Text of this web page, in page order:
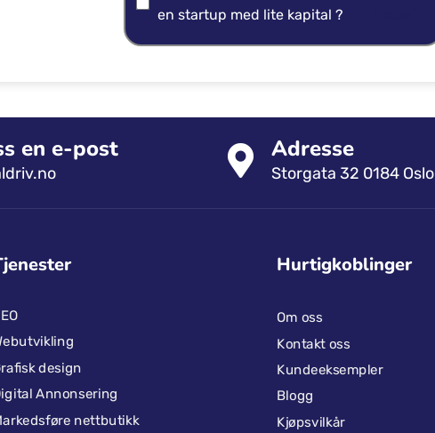
en startup med lite kapital ?
​​en e-post Adresse
Storgata 32 0184 Oslo
design
Annonsering
nettbutikk
Hurtigkoblinger
Om oss
Kontakt oss
Kundeeksempler
Blogg
Kjøpsvilkår